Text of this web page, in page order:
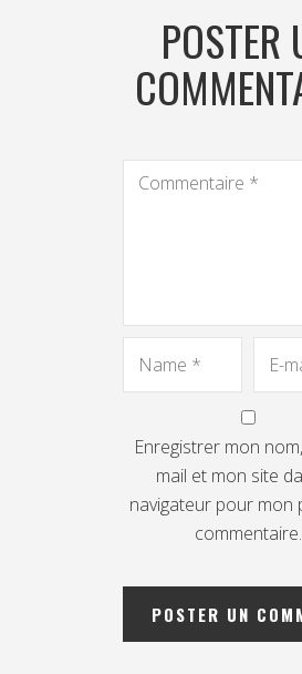
POSTER
Enregistrer mon
mail et mon site
navigateur pour mon
commentaire.